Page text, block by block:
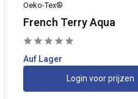
Oeko-Tex®
French Terry Aqua
Auf Lager
Login voor prijzen